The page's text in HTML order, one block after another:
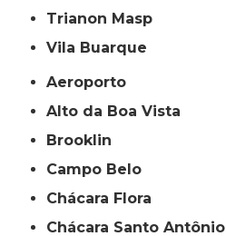
Trianon Masp
Vila Buarque
Aeroporto
Alto da Boa Vista
Brooklin
Campo Belo
Chácara Flora
Chácara Santo Antônio